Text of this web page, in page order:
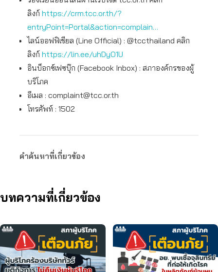
ลิงก์ https://crm.tcc.or.th/?
entryPoint=Portal&action=complain…
ไลน์ออฟฟิเชียล (Line Official) : @tccthailand คลิก
ลิงก์ https://lin.ee/uhDyO1U
อินบ็อกซ์เฟซบุ๊ก (Facebook Inbox) : สภาองค์กรของผู้
บริโภค
อีเมล : complaint@tcc.or.th
โทรศัพท์ : 1502
คำค้นหาที่เกี่ยวข้อง
บทความที่เกี่ยวข้อง